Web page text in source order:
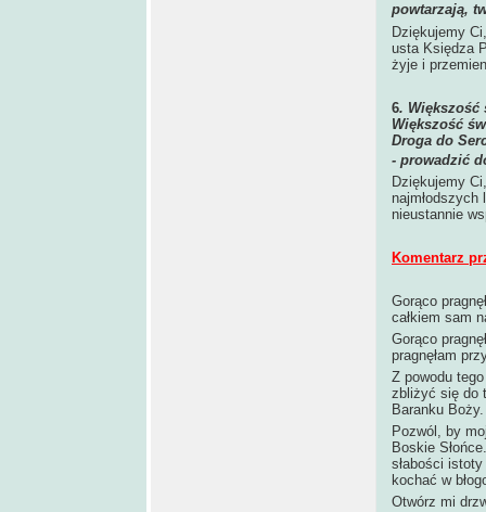
powtarzają,
Dziękujemy
usta Księdza
żyje i
6. Większość
Większość
Droga do
- prowadzić
Dziękujemy
nieustannie
Komentarz
Gorąco
całkiem sam
Gorąco
pragnęłam
Z powodu
zbliżyć się do
Baranku Boży.
Pozwól, by
Boskie
słabości
kochać w
Otwórz mi